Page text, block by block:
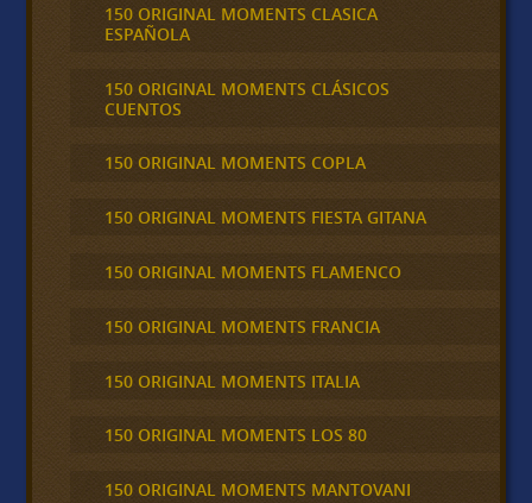
150 ORIGINAL MOMENTS CLASICA
ESPAÑOLA
150 ORIGINAL MOMENTS CLÁSICOS
CUENTOS
150 ORIGINAL MOMENTS COPLA
150 ORIGINAL MOMENTS FIESTA GITANA
150 ORIGINAL MOMENTS FLAMENCO
150 ORIGINAL MOMENTS FRANCIA
150 ORIGINAL MOMENTS ITALIA
150 ORIGINAL MOMENTS LOS 80
150 ORIGINAL MOMENTS MANTOVANI